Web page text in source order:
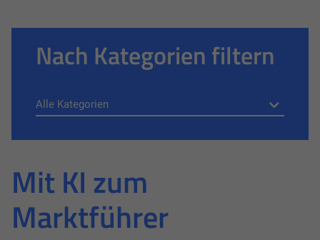
Nach Kategorien filtern
Mit KI zum
Marktführer